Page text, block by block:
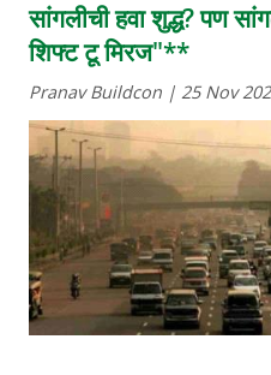
सांगलीची हवा शुद्ध? पण
शिफ्ट टू मिरज"**
Pranav Buildcon | 25 Nov